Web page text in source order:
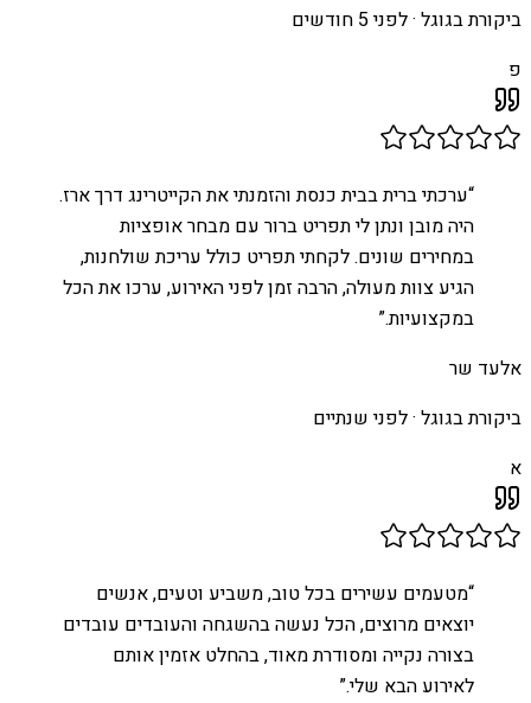
ביקורת בגוגל ·לפני 5 חודשים
פ
“ערכתי ברית בבית כנסת והזמנתי את הקייטרינג דרך ארז.
היה מובן ונתן לי תפריט ברור עם מבחר אופציות
במחירים שונים. לקחתי תפריט כולל עריכת שולחנות,
הגיע צוות מעולה, הרבה זמן לפני האירוע, ערכו את הכל
במקצועיות.”
אלעד שר
ביקורת בגוגל ·לפני שנתיים
א
“מטעמים עשירים בכל טוב, משביע וטעים, אנשים
יוצאים מרוצים, הכל נעשה בהשגחה והעובדים עובדים
בצורה נקייה ומסודרת מאוד, בהחלט אזמין אותם
לאירוע הבא שלי.”